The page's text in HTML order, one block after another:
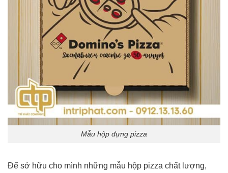
Mẫu hộp đựng pizza
Để sở hữu cho mình những mẫu hộp pizza chất lượng,